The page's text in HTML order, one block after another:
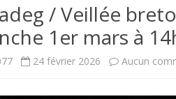
/ Veillée
1er mars à
24 février 2026 Aucun